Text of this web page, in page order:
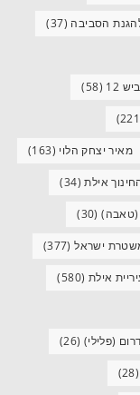
הסביבה (37)
12
(58)
מאיר יצחק הלוי (163)
אילת(34)
(טאבה)(30)
ישראל(377)
אילת (580)
(פלילי) (26)
(28)